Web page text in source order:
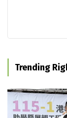
Trending